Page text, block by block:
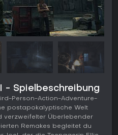
- Spielbeschreibung
Person-Action-Adventure-
postapokalyptische Welt
verzweifelter Überlebender
Remakes begleitet du